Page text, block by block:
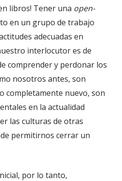
libros! Tener una open-
en un grupo de trabajo
adecuadas en
interlocutor es de
comprender y perdonar los
nosotros antes, son
completamente nuevo, son
en la actualidad
las culturas de otras
permitirnos cerrar un
por lo tanto,